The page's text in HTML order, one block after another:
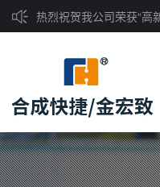
热烈祝贺我公司荣获“高